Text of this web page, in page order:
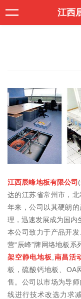
江西
江西辰峰地板有限公司
达的江苏省常州市，
年来，公司以其硬朗
理，迅速发展成为国内
本公司致力于产品开
营“辰峰”牌网络地板系
架空静电地板 南昌活
板，硫酸钙地板、OA
售。公司以市场为导
线进行技术改选力求